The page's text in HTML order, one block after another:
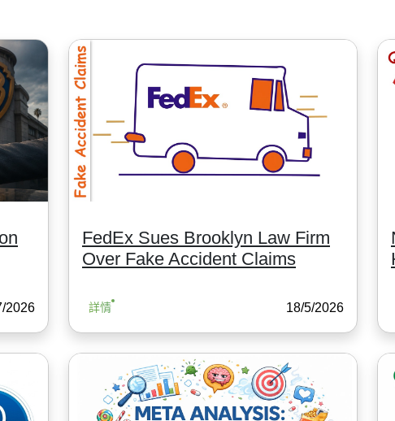
2026
FedEx Sues Brooklyn Law Firm
Over Fake Accident Claims
詳情 18/5/2026